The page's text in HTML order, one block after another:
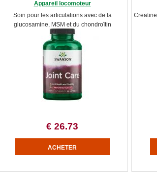
Appareil locomoteur
Soin pour les articulations avec de la
glucosamine, МSМ et du chondroïtin
€ 26.73